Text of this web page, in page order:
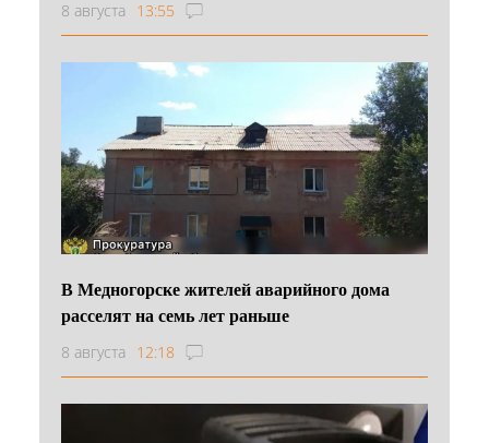
8 августа 13:55
В Медногорске жителей аварийного дома
расселят на семь лет раньше
8 августа 12:18